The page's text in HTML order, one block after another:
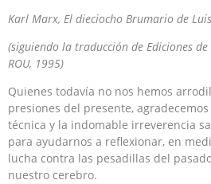
Karl Marx, El dieciocho Brumario de
(siguiendo la traducción de Ediciones
ROU, 1995)
Quienes todavía no nos hemos
presiones del presente,
técnica y la indomable irreverencia
para ayudarnos a reflexionar, en
lucha contra las pesadillas del
nuestro cerebro.